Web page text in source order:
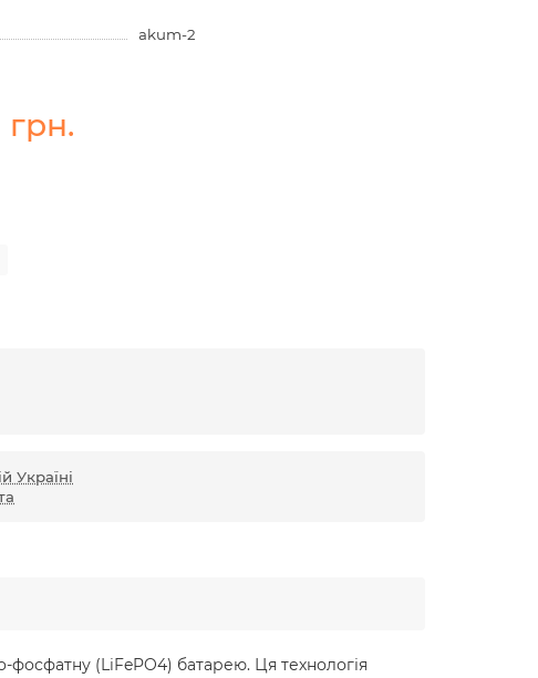
akum-2
грн.
Україні
фосфатну (LiFePO4) батарею. Ця технологія